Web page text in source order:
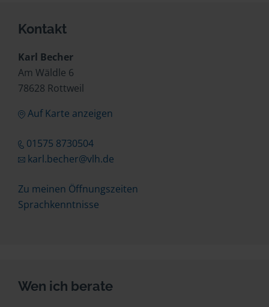
Kontakt
Karl Becher
Am Wäldle 6
78628 Rottweil
Auf Karte anzeigen
01575 8730504
karl.becher@vlh.de
Zu meinen Öffnungszeiten
Sprachkenntnisse
Wen ich berate